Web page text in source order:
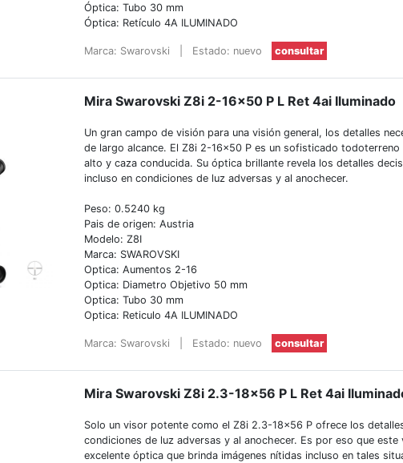
Óptica: Tubo 30 mm
Óptica: Retículo 4A ILUMINADO
Marca: Swarovski Estado: nuevo consultar
Mira Swarovski Z8i 2-16×50 P L Ret 4ai Iluminado
Un gran campo de visión para una visión general, los detalles
de largo alcance. El Z8i 2-16×50 P es un sofisticado todoterreno
alto y caza conducida. Su óptica brillante revela los detalles
incluso en condiciones de luz adversas y al anochecer.
Peso: 0.5240 kg
Pais de origen: Austria
Modelo: Z8I
Marca: SWAROVSKI
Optica: Aumentos 2-16
Optica: Diametro Objetivo 50 mm
Optica: Tubo 30 mm
Optica: Reticulo 4A ILUMINADO
Marca: Swarovski Estado: nuevo consultar
Mira Swarovski Z8i 2.3-18×56 P L Ret 4ai
Solo un visor potente como el Z8i 2.3-18×56 P ofrece los
condiciones de luz adversas y al anochecer. Es por eso que
excelente óptica que brinda imágenes nítidas incluso en tales